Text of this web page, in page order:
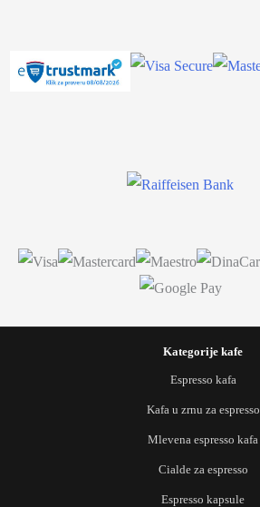
Kategorije kafe
Espresso kafa
Kafa u zrnu za espresso
Mlevena espresso kafa
Cialde za espresso
Espresso kapsule